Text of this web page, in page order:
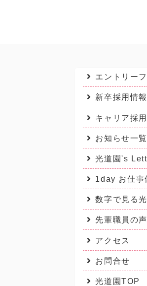
エントリー
新卒採用情報
キャリア採
お知らせ一覧
光道園's
1day お仕事
数字で見る
先輩職員の声
アクセス
お問合せ
光道園TOP